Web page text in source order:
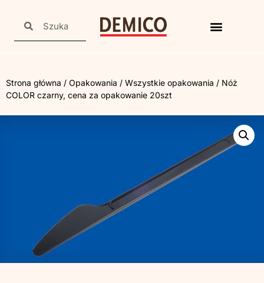
Strona główna / Opakowania / Wszystkie opakowania / Nóż
COLOR czarny, cena za opakowanie 20szt